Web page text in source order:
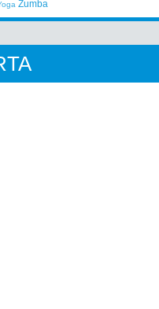
Zumba